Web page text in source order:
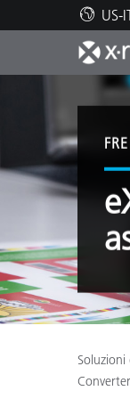
US-
Soluzioni
Converter